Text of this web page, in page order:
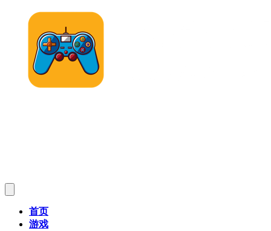
首页
游戏